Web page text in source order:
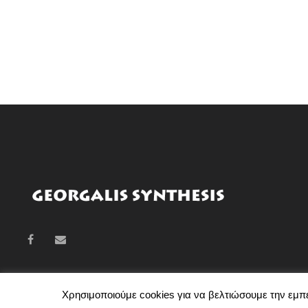
GEORGALIS
Χρησιμοποιούμε cookies για να βελτιώσουμε την